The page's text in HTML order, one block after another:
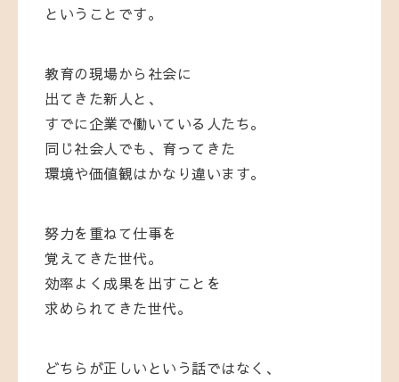
という こと です。
教育の現場から 社会に
出て きた新人と、
すでに企業で働いている 人たち。
同じ社会人でも、 育って きた
環境や価値観はかなり違います。
努力を重ねて仕事を
覚えて きた世代。
効率よく 成果を出す こと を
求め ら れて きた世代。
どちら が正しいという話ではなく、